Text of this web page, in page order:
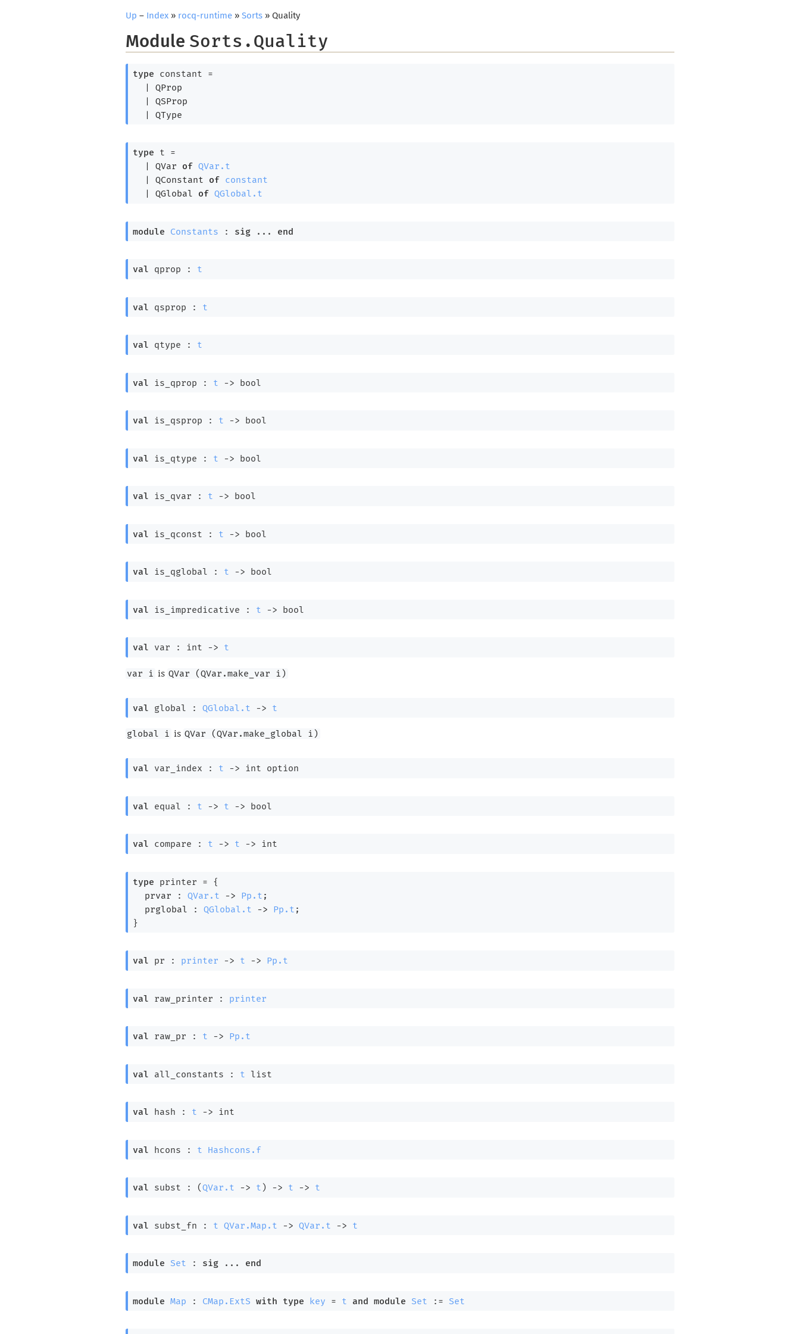
Up – Index » rocq-runtime »Sorts » Quality
Module Sorts.Quality
type constant =
| QProp
| QSProp
| QType
type t =
QVar of QVar.t
QConstant of constant
QGlobal of QGlobal.t
module Constants : sig ... end
val qprop : t
val qsprop : t
val qtype : t
val is_qprop : t -> bool
val is_qsprop : t -> bool
val is_qtype : t -> bool
val is_qvar : t -> bool
val is_qconst : t -> bool
val is_qglobal : t -> bool
val is_impredicative : t -> bool
val var : int -> t
var i is QVar (QVar.make_var i)
val global : QGlobal.t -> t
global i is QVar (QVar.make_global i)
val var_index : t -> int option
val equal : t -> t -> bool
val compare : t -> t -> int
type printer = {
prvar : QVar.t -> Pp.t ;
prglobal : QGlobal.t -> Pp.t ;
}
val pr : printer -> t -> Pp.t
val raw_printer : printer
val raw_pr : t -> Pp.t
val all_constants : t list
val hash : t -> int
val hcons : t Hashcons.f
val subst : ( QVar.t -> t ) -> t -> t
val subst_fn : t QVar.Map.t -> QVar.t -> t
module Set : sig ... end
module Map : CMap.ExtS with type key = t and module Set := Set